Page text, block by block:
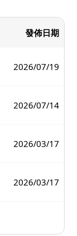
發佈日期
2026/07/19
2026/07/14
2026/03/17
2026/03/17